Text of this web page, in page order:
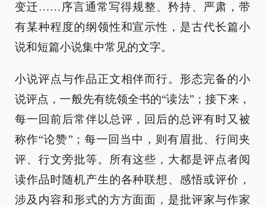
变迁……序言通常写得规整、矜持、严肃，带
有某种程度的纲领性和宣示性，是古代长篇小
说和短篇小说集中常见的文字。
小说评点与作品正文相伴而行。形态完备的小
说评点，一般先有统领全书的“读法”；接下来，
每一回前后常伴以总评，回后的总评有时又被
称作“论赞”；每一回当中，则有眉批、行间夹
评、行文旁批等。所有这些，大都是评点者阅
读作品时随机产生的各种联想、感悟或评价，
涉及内容和形式的方方面面，是批评家与作家